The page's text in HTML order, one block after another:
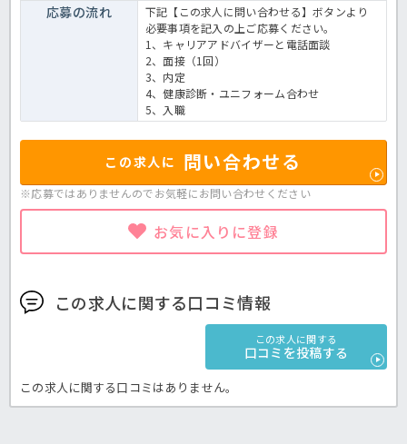
応募の流れ
下記【この求人に問い合わせる】ボタンより
必要事項を記入の上ご応募ください。
1、キャリアアドバイザーと電話面談
2、面接（1回）
3、内定
4、健康診断・ユニフォーム合わせ
5、入職
この求人に 問い合わせる
※応募ではありませんのでお気軽にお問い合わせください
お気に入りに登録
この求人に関する口コミ情報
この求人に関する
口コミを投稿する
この求人に関する口コミはありません。